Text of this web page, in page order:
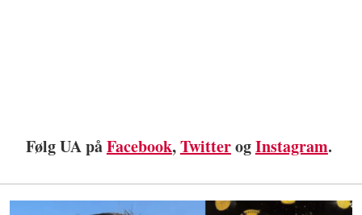
Følg UA påFacebook,TwitterogInstagram.